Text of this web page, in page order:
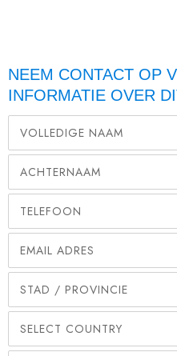
NEEM CONTACT OP
INFORMATIE OVER